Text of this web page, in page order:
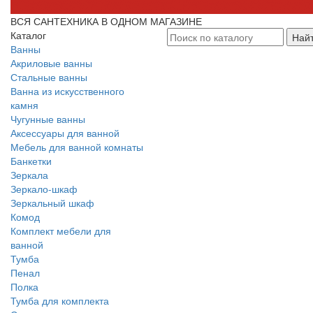
ВСЯ САНТЕХНИКА В ОДНОМ МАГАЗИНЕ
Каталог
Ванны
Акриловые ванны
Стальные ванны
Ванна из искусственного
камня
Чугунные ванны
Аксессуары для ванной
Мебель для ванной комнаты
Банкетки
Зеркала
Зеркало-шкаф
Зеркальный шкаф
Комод
Комплект мебели для
ванной
Тумба
Пенал
Полка
Тумба для комплекта